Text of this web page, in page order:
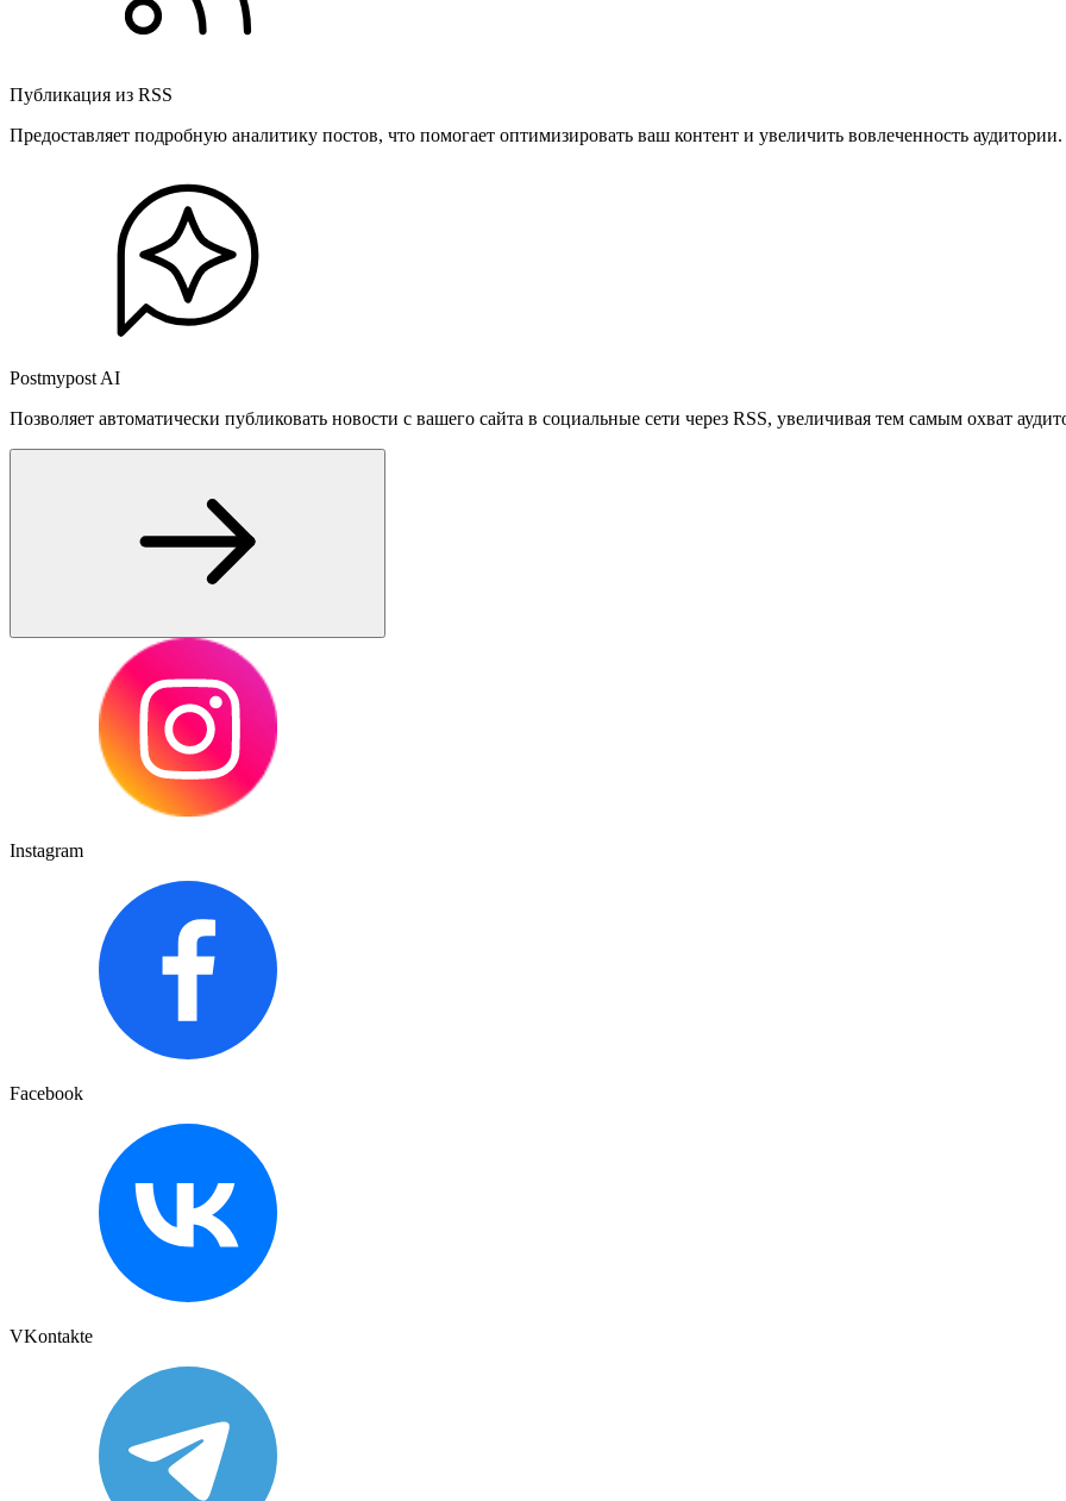
Публикация из RSS
Предоставляет подробную аналитику постов, что помогает оптимизировать ваш контент и увеличить вовлеченность аудитории.
Postmypost AI
Позволяет автоматически публиковать новости с вашего сайта в социальные сети через RSS, увеличивая тем самым охват
Instagram
Facebook
VKontakte